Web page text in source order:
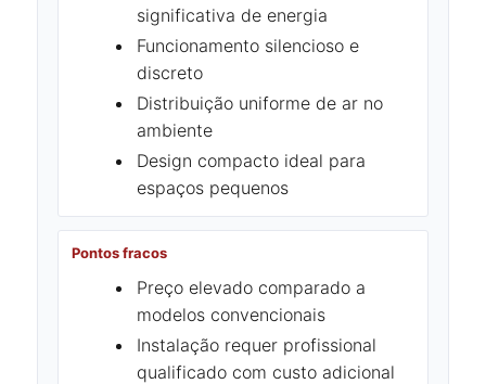
significativa de energia
Funcionamento silencioso e
discreto
Distribuição uniforme de ar no
ambiente
Design compacto ideal para
espaços pequenos
Pontos fracos
Preço elevado comparado a
modelos convencionais
Instalação requer profissional
qualificado com custo adicional